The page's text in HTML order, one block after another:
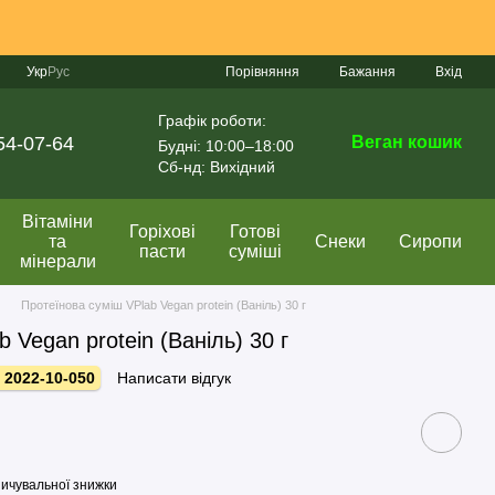
УкрРус Порівняння Бажання Вхід
07-64
Графік роботи:
Будні: 10:00–18:00
Сб-нд: Вихідний
Веган кошик
Вітаміни
та
мінерали
Горіхові
пасти
Готові
суміші
Снеки Сиропи
Протеїнова суміш VPlab Vegan protein (Ваніль) 30 г
Vegan protein (Ваніль) 30 г
10-050 Написати відгук
знижки